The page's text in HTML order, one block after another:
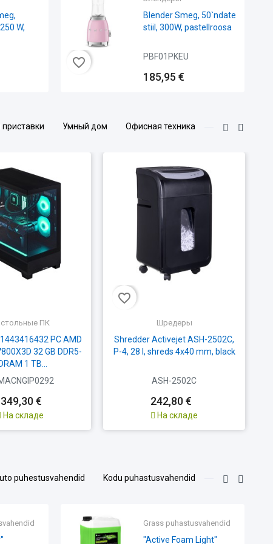
Veekeetja Smeg,
50`ndate stiil, 0,8 l,
KLF05RDEU
155,35 €
приставки Умный дом Офисная техника
ПК
PC AMD
32 GB DDR5-
1 TB...
€
На складе
favorite_border
Шредеры
Shredder Activejet ASH-2502C,
P-4, 28 l, shreds 4x40 mm, black
ASH-2502C
242,80 €
На складе
puhestusvahendid Kodu puhastusvahendid
Grass puhastusvahendid
"Universal cleaner"